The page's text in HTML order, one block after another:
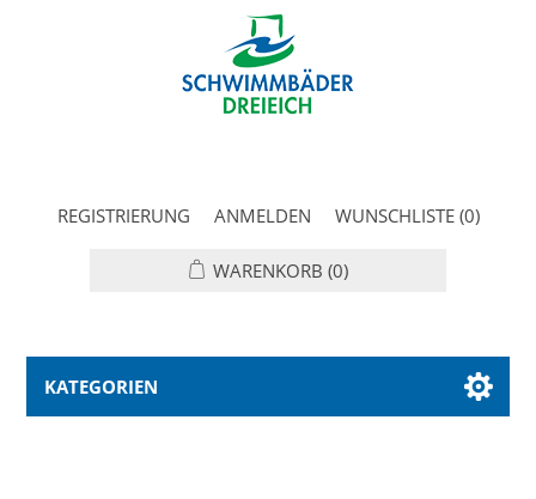
REGISTRIERUNG ANMELDEN WUNSCHLISTE (0)
WARENKORB (0)
KATEGORIEN